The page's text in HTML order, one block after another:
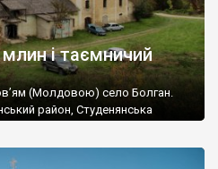
і таємничий
(Молдовою) село Болган.
район, Студенянська
хрестами. Всі епітафії, які